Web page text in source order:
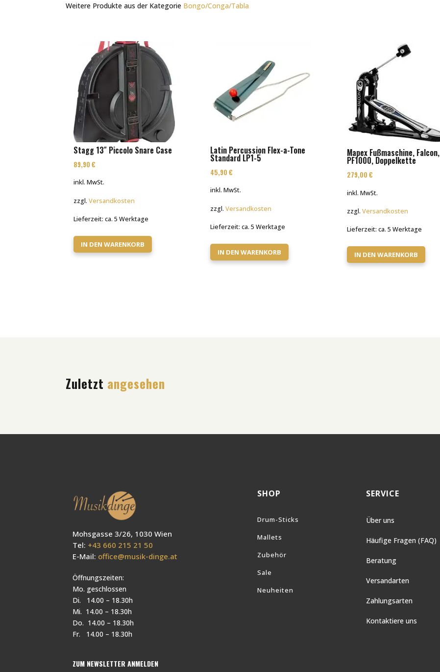
Weitere Produkte aus der Kategorie Bongo/Conga/Tabla
Stagg 13″ Piccolo Snare Case
89,90€
inkl. MwSt.
zzgl.Versandkosten
Lieferzeit:ca. 5 Werktage
IN DEN WARENKORB
Latin Percussion Flex-a-Tone
Standard LP1-5
45,90€
inkl. MwSt.
zzgl.Versandkosten
Lieferzeit:ca. 5 Werktage
IN DEN WARENKORB
Mapex Fußmaschine, Falcon,
PF1000, Doppelkette
279,00€
inkl. MwSt.
zzgl.Versandkosten
Lieferzeit:ca. 5 Werktage
IN DEN WARENKORB
Zuletzt angesehen
Mohsgasse 3/26, 1030 Wien
Tel: +43 660 215 21 50
E-Mail: office@musik-dinge.at
Öffnungszeiten:
Mo. geschlossen
Di. 14.00 – 18.30h
Mi. 14.00 – 18.30h
Do. 14.00 – 18.30h
Fr. 14.00 – 18.30h
ZUM NEWSLETTER ANMELDEN
SHOP
Drum-Sticks
Mallets
Zubehör
Sale
Neuheiten
SERVICE
Über uns
Häufige Fragen (FAQ)
Beratung
Versandarten
Zahlungsarten
Kontaktiere uns